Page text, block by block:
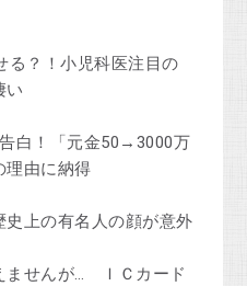
る？！小児科医注目の
い
白！「元金50→3000万
理由に納得
上の有名人の顔が意外
ませんが… ＩＣカード